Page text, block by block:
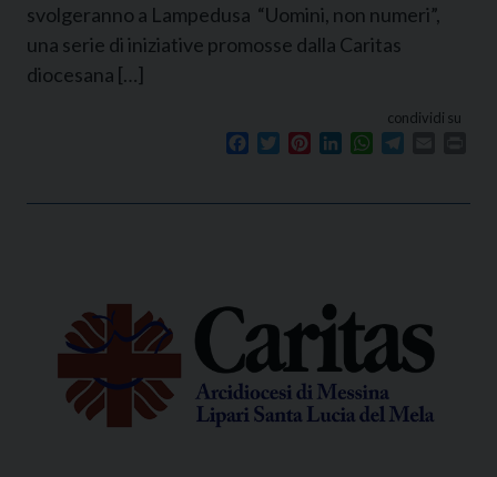
svolgeranno a Lampedusa “Uomini, non numeri”,
una serie di iniziative promosse dalla Caritas
diocesana […]
condividi su
Facebook
TwitterPinterestLinkedInWhatsApp